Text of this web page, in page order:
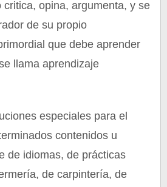
critica, opina, argumenta, y se
de su propio
que debe aprender
llama aprendizaje
especiales para el
contenidos u
de idiomas, de prácticas
de carpintería, de